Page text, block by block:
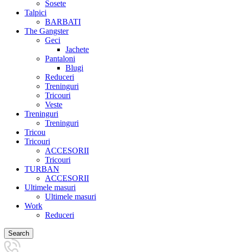
Sosete
Talpici
BARBATI
The Gangster
Geci
Jachete
Pantaloni
Blugi
Reduceri
Treninguri
Tricouri
Veste
Treninguri
Treninguri
Tricou
Tricouri
ACCESORII
Tricouri
TURBAN
ACCESORII
Ultimele masuri
Ultimele masuri
Work
Reduceri
Search